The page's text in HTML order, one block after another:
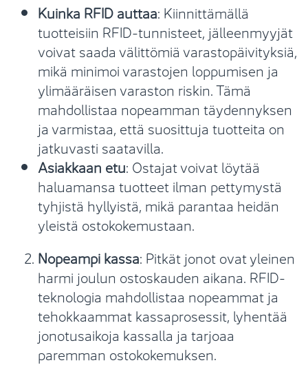
Kuinka RFID auttaa: Kiinnittämällä
tuotteisiin RFID-tunnisteet, jälleenmyyjät
voivat saada välittömiä varastopäivityksiä,
mikä minimoi varastojen loppumisen ja
ylimääräisen varaston riskin. Tämä
mahdollistaa nopeamman täydennyksen
ja varmistaa, että suosittuja tuotteita on
jatkuvasti saatavilla.
Asiakkaan etu: Ostajat voivat löytää
haluamansa tuotteet ilman pettymystä
tyhjistä hyllyistä, mikä parantaa heidän
yleistä ostokokemustaan.
Nopeampi kassa: Pitkät jonot ovat yleinen
harmi joulun ostoskauden aikana. RFID-
teknologia mahdollistaa nopeammat ja
tehokkaammat kassaprosessit, lyhentää
jonotusaikoja kassalla ja tarjoaa
paremman ostokokemuksen.